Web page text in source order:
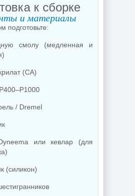
к сборке
и материалы
подготовьте:
смолу (медленная и
(CA)
/ Dremel
или кевлар (для
(силикон)